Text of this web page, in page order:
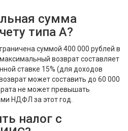
сумма
типа А?
суммой 400 000 рублей в
возврат составляет
ставке 15% (для доходов
может составить до 60 000
не может превышать
НДФЛ за этот год.
налог с